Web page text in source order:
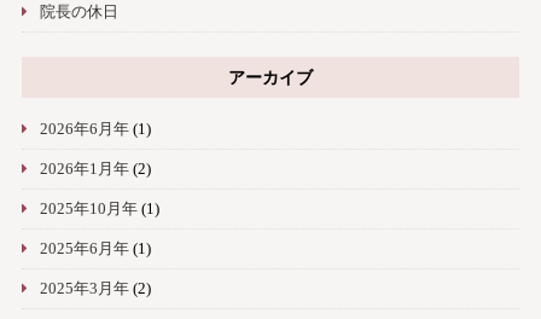
院長の休日
アーカイブ
2026年6月年(1)
2026年1月年(2)
2025年10月年(1)
2025年6月年(1)
2025年3月年(2)